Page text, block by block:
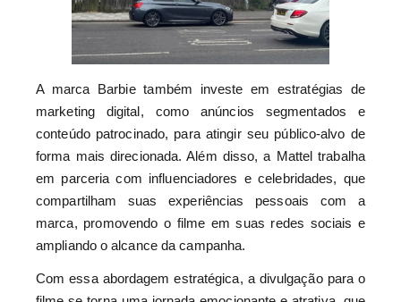
A marca Barbie também investe em estratégias de
marketing digital, como anúncios segmentados e
conteúdo patrocinado, para atingir seu público-alvo de
forma mais direcionada. Além disso, a Mattel trabalha
em parceria com influenciadores e celebridades, que
compartilham suas experiências pessoais com a
marca, promovendo o filme em suas redes sociais e
ampliando o alcance da campanha.
Com essa abordagem estratégica, a divulgação para o